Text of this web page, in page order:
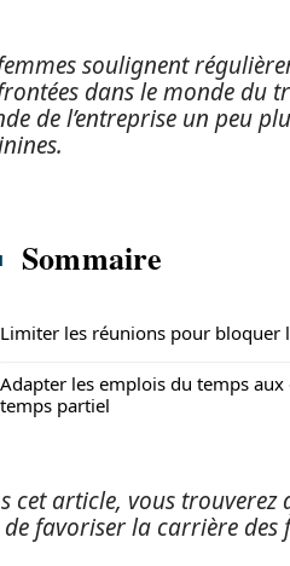
soulignent
dans le monde du
de l’entreprise un peu
Sommaire
Limiter les réunions pour bloquer
Adapter les emplois du temps aux
temps partiel
cet article, vous
favoriser la carrière des